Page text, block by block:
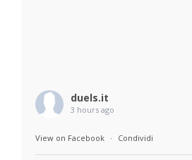
duels.it
3 hours ago
View on Facebook · Condividi